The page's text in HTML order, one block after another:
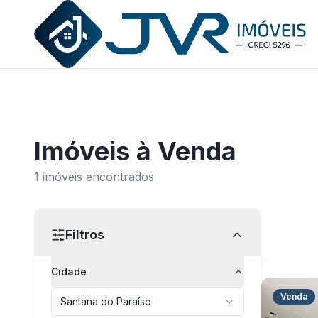
JVR Imóveis
Imóveis à Venda
1 imóveis encontrados
Filtros
Cidade
Santana do Paraíso Venda